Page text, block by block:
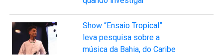
Show “Ensaio Tropical”
leva pesquisa sobre a
música da Bahia, do Caribe